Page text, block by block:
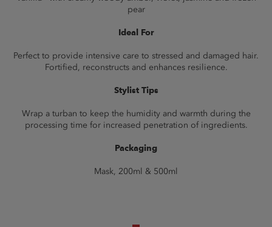
pear
Ideal For
Perfect to provide intensive care to stressed and damaged hair.
Fortified, reconstructs and enhances resilience.
Stylist Tips
Wrap a turban to keep the humidity and warmth during the
processing time for increased penetration of ingredients.
Packaging
Mask, 200ml & 500ml